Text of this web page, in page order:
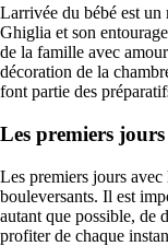
Larrivée du bébé est un
Ghiglia et son
de la famille avec
décoration de la
font partie des
Les premiers
Les premiers jours avec
bouleversants. Il est
autant que possible, de
profiter de chaque